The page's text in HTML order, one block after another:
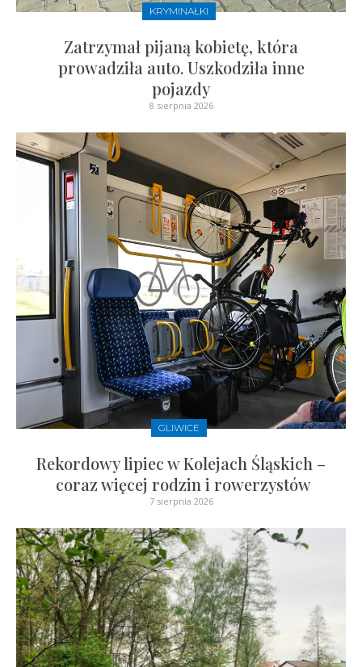
KRYMINAŁKI
Zatrzymał pijaną kobietę, która
prowadziła auto. Uszkodziła inne
pojazdy
8 sierpnia 2026
GLIWICE
Rekordowy lipiec w Kolejach Śląskich –
coraz więcej rodzin i rowerzystów
7 sierpnia 2026